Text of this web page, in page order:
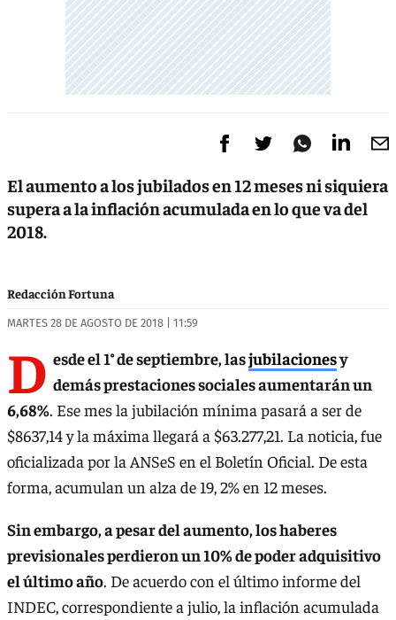
El aumento a los jubilados en 12 meses ni siquiera
supera a la inflación acumulada en lo que va del
2018.
Redacción Fortuna
MARTES 28 DE AGOSTO DE 2018 | 11:59
D esde el 1° de septiembre, lasjubilacionesy
demás prestaciones sociales aumentarán un
6,68%. Ese mes la jubilación mínima pasará a ser de
$8637,14 y la máxima llegará a $63.277,21. La noticia, fue
oficializada por la ANSeS en el Boletín Oficial. De esta
forma, acumulan un alza de 19, 2% en 12 meses.
Sin embargo, a pesar del aumento, los haberes
previsionales perdieron un 10% de poder adquisitivo
el último año. De acuerdo con el último informe del
INDEC, correspondiente a julio, la inflación acumulada